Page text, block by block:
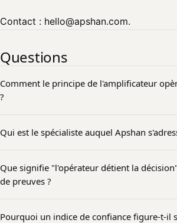
Contact : hello@apshan.com.
Questions
Comment le principe de l'amplificateur
?
Qui est le spécialiste auquel Apshan
Que signifie "l'opérateur détient la
de preuves ?
Pourquoi un indice de confiance figure-t-il